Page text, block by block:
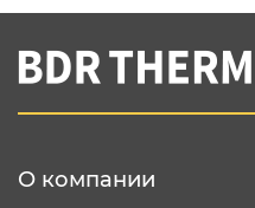
Вы соглашаетесь с
конфеденциальности
О компании